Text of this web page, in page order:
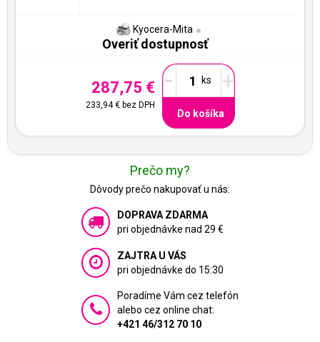
Kyocera-Mita
Overiť dostupnosť
287,75 €
233,94 €bez DPH
- +
Do košíka
Prečo my?
Dôvody prečo nakupovať u nás:
DOPRAVA ZDARMA
pri objednávke nad 29 €
ZAJTRA U VÁS
pri objednávke do 15:30
Poradíme Vám cez telefón
alebo cez online chat:
+421 46/312 70 10